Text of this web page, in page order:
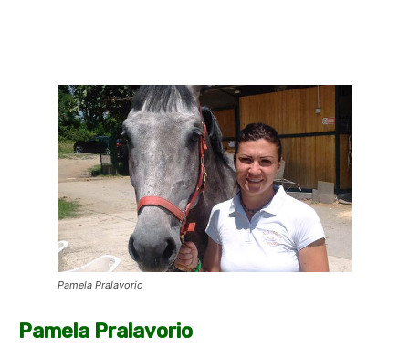
Pamela Pralavorio
Pamela Pralavorio